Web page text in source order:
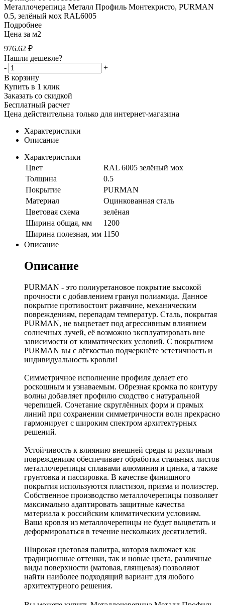
Металлочерепица Металл Профиль Монтекристо, PURMAN
0.5, зелёный мох RAL6005
Подробнее
Цена за м2
976.62 ₽
Нашли дешевле?
-
+
В корзину
Купить в 1 клик
Заказать со скидкой
Бесплатный расчет
Цена действительна только для интернет-магазина
Характеристики
Описание
Характеристики
Цвет
RAL 6005 зелёный мох
Толщина
0.5
Покрытие
PURMAN
Материал
Оцинкованная сталь
Цветовая схема
зелёная
Ширина общая, мм
1200
Ширина полезная, мм 1150
Описание
Описание
PURMAN - это полиуретановое покрытие высокой
прочности с добавлением гранул полиамида. Данное
покрытие противостоит ржавчине, механическим
повреждениям, перепадам температур. Сталь, покрытая
PURMAN, не выцветает под агрессивным влиянием
солнечных лучей, её возможно эксплуатировать вне
зависимости от климатических условий. С покрытием
PURMAN вы с лёгкостью подчеркнёте эстетичность и
индивидуальность кровли!
Симметричное исполнение профиля делает его
роскошным и узнаваемым. Обрезная кромка по контуру
волны добавляет профилю сходство с натуральной
черепицей. Сочетание скруглённых форм и прямых
линий при сохранении симметричности волн прекрасно
гармонирует с широким спектром архитектурных
решений.
Устойчивость к влиянию внешней среды и различным
повреждениям обеспечивает обработка стальных листов
металлочерепицы сплавами алюминия и цинка, а также
грунтовка и пассировка. В качестве финишного
покрытия используются пластизол, призма и полиэстер.
Собственное производство металлочерепицы позволяет
максимально адаптировать защитные качества
материала к российским климатическим условиям.
Ваша кровля из металлочерепицы не будет выцветать и
деформироваться в течение нескольких десятилетий.
Широкая цветовая палитра, которая включает как
традиционные оттенки, так и новые цвета, различные
виды поверхности (матовая, глянцевая) позволяют
найти наиболее подходящий вариант для любого
архитектурного решения.